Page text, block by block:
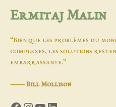
Ermitaj Malin
“Bien que les problèmes du
complexes, les solutions
embarrassante.”
―Bill Mollison